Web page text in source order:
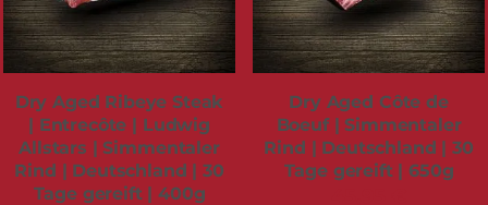
Dry Aged Ribeye Steak
| Entrecôte | Ludwig
Allstars | Simmentaler
Rind | Deutschland | 30
Tage gereift | 400g
Dry Aged Côte de
Boeuf | Simmentaler
Rind | Deutschland | 30
Tage gereift | 650g